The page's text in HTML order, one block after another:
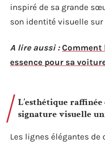
inspiré de sa grande
son identité visuelle sur
A lire aussi : Comment
essence pour sa
L’esthétique raffinée
signature visuelle
Les lignes élégantes de